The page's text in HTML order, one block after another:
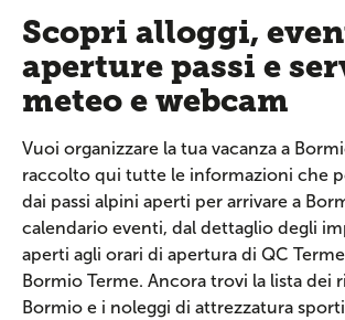
Scopri alloggi,
aperture passi e
meteo e webcam
Vuoi organizzare la tua vacanza a
raccolto qui tutte le informazioni che
dai passi alpini aperti per arrivare a
calendario eventi, dal dettaglio degli
aperti agli orari di apertura di QC
Bormio Terme. Ancora trovi la lista dei
Bormio e i noleggi di attrezzatura